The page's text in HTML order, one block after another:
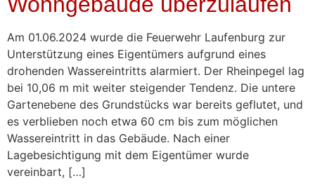
Am 01.06.2024 wurde die Feuerwehr Laufenburg zur
Unterstützung eines Eigentümers aufgrund eines
drohenden Wassereintritts alarmiert. Der Rheinpegel lag
bei 10,06 m mit weiter steigender Tendenz. Die untere
Gartenebene des Grundstücks war bereits geflutet, und
es verblieben noch etwa 60 cm bis zum möglichen
Wassereintritt in das Gebäude. Nach einer
Lagebesichtigung mit dem Eigentümer wurde
vereinbart, […]